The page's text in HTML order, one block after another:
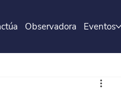
Observadora Eventos